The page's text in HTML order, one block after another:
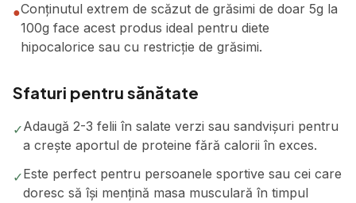
●Conținutul extrem de scăzut de grăsimi de doar 5g la
100g face acest produs ideal pentru diete
hipocalorice sau cu restricție de grăsimi.
Sfaturi pentru sănătate
✓Adaugă 2-3 felii în salate verzi sau sandvișuri pentru
a crește aportul de proteine fără calorii în exces.
✓Este perfect pentru persoanele sportive sau cei care
doresc să își mențină masa musculară în timpul